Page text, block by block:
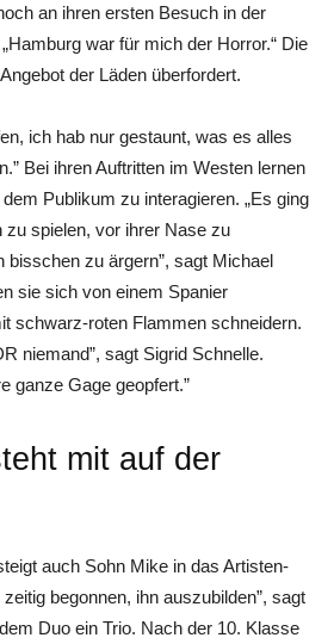
an ihren ersten Besuch in der
war für mich der Horror.“ Die
der Läden überfordert.
ich hab nur gestaunt, was es alles
Bei ihren Auftritten im Westen lernen
Publikum zu interagieren. „Es ging
spielen, vor ihrer Nase zu
bisschen zu ärgern”, sagt Michael
sie sich von einem Spanier
schwarz-roten Flammen schneidern.
niemand”, sagt Sigrid Schnelle.
ganze Gage geopfert.”
mit auf der
auch Sohn Mike in das Artisten-
begonnen, ihn auszubilden”, sagt
Duo ein Trio. Nach der 10. Klasse